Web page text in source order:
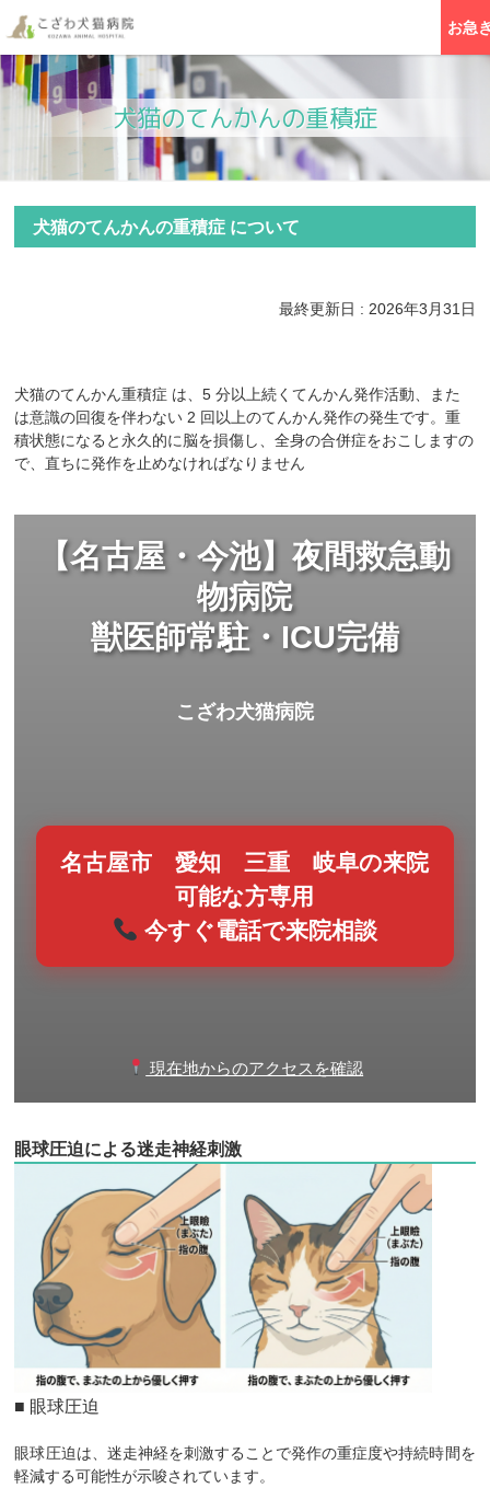
お急
犬猫のてんかんの重積症
犬猫のてんかんの重積症 について
最終更新日 : 2026年3月31日
犬猫のてんかん重積症 は、5 分以上続くてんかん発作活動、また
は意識の回復を伴わない 2 回以上のてんかん発作の発生です。重
積状態になると永久的に脳を損傷し、全身の合併症をおこしますの
で、直ちに発作を止めなければなりません
【名古屋・今池】夜間救急動
物病院
獣医師常駐・ICU完備
こざわ犬猫病院
名古屋市 愛知 三重 岐阜の来院
可能な方専用
今すぐ電話で来院相談
現在地からのアクセスを確認
眼球圧迫による迷走神経刺激
■ 眼球圧迫
眼球圧迫は、迷走神経を刺激することで発作の重症度や持続時間を
軽減する可能性が示唆されています。